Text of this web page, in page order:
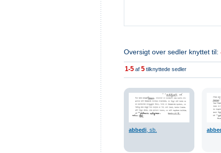
Oversigt over sedler knyttet til:
1-5 af 5 tilknyttede sedler
abbedi , sb.